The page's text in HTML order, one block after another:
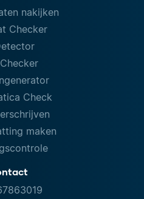
nakijken
Checker
Check
maken